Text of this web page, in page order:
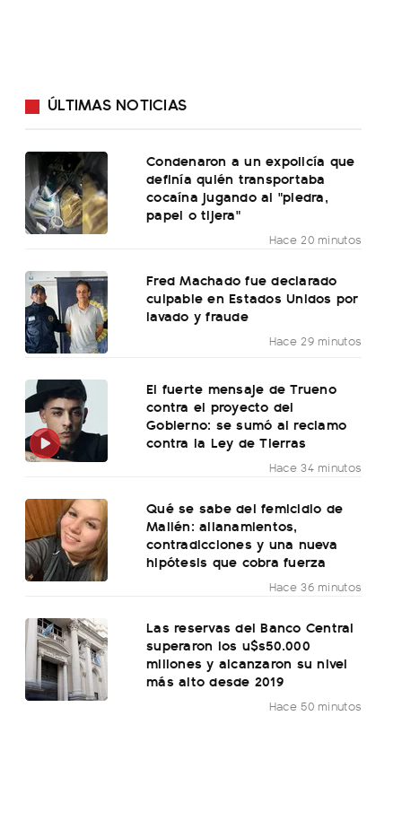
ÚLTIMAS NOTICIAS
Condenaron a un expolicía que
definía quién transportaba
cocaína jugando al "piedra,
papel o tijera"
Hace 20 minutos
Fred Machado fue declarado
culpable en Estados Unidos por
lavado y fraude
Hace 29 minutos
El fuerte mensaje de Trueno
contra el proyecto del
Gobierno: se sumó al reclamo
contra la Ley de Tierras
Hace 34 minutos
Qué se sabe del femicidio de
Mailén: allanamientos,
contradicciones y una nueva
hipótesis que cobra fuerza
Hace 36 minutos
Las reservas del Banco Central
superaron los u$s50.000
millones y alcanzaron su nivel
más alto desde 2019
Hace 50 minutos